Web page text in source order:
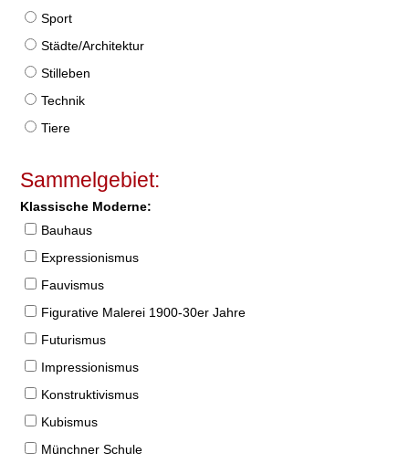
Sport
Städte/Architektur
Stilleben
Technik
Tiere
Sammelgebiet:
Klassische Moderne:
Bauhaus
Expressionismus
Fauvismus
Figurative Malerei 1900-30er Jahre
Futurismus
Impressionismus
Konstruktivismus
Kubismus
Münchner Schule